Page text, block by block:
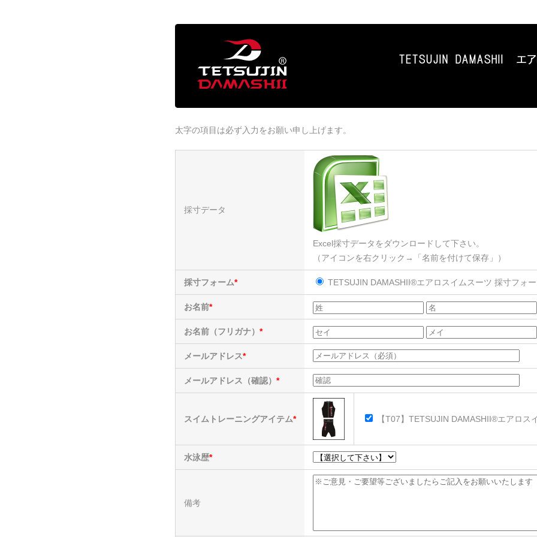
太字の項目は必ず入力をお願い申し上げます。
採寸データ
Excel採寸データをダウンロードして下さい。
（アイコンを右クリック→「名前を付けて保存」）
採寸フォーム TETSUJIN DAMASHII®エアロスイムスーツ 採寸フォー
お名前
お名前（フリガナ）
メールアドレス
メールアドレス（確認）
スイムトレーニングアイテム 【T07】TETSUJIN DAMASHII®エアロス
水泳歴
備考